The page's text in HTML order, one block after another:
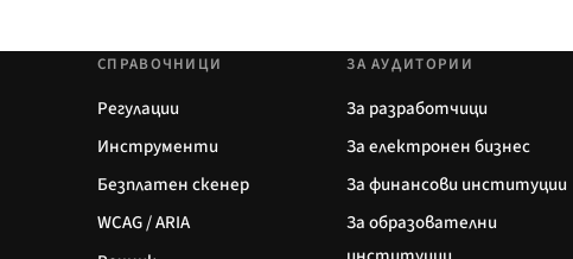
СПРАВОЧНИЦИ
Регулации
Инструменти
Безплатен скенер
WCAG / ARIA
ЗА АУДИТОРИИ
За разработчици
За електронен бизнес
За финансови институции
За образователни